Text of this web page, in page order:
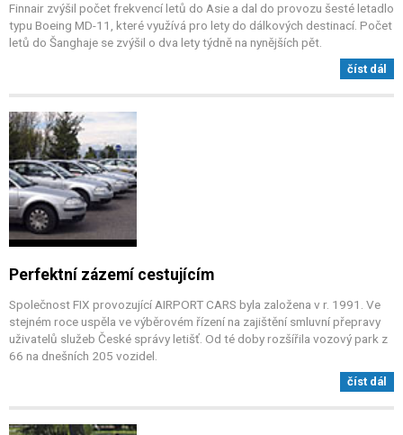
Finnair zvýšil počet frekvencí letů do Asie a dal do provozu šesté letadlo
typu Boeing MD-11, které využívá pro lety do dálkových destinací. Počet
letů do Šanghaje se zvýšil o dva lety týdně na nynějších pět.
číst dál
Perfektní zázemí cestujícím
Společnost FIX provozující AIRPORT CARS byla založena v r. 1991. Ve
stejném roce uspěla ve výběrovém řízení na zajištění smluvní přepravy
uživatelů služeb České správy letišť. Od té doby rozšířila vozový park z
66 na dnešních 205 vozidel.
číst dál